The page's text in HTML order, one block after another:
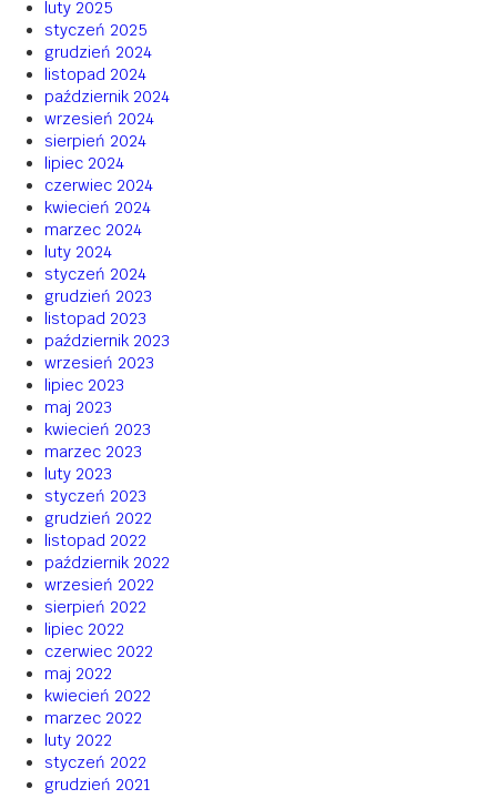
luty 2025
styczeń 2025
grudzień 2024
listopad 2024
październik 2024
wrzesień 2024
sierpień 2024
lipiec 2024
czerwiec 2024
kwiecień 2024
marzec 2024
luty 2024
styczeń 2024
grudzień 2023
listopad 2023
październik 2023
wrzesień 2023
lipiec 2023
maj 2023
kwiecień 2023
marzec 2023
luty 2023
styczeń 2023
grudzień 2022
listopad 2022
październik 2022
wrzesień 2022
sierpień 2022
lipiec 2022
czerwiec 2022
maj 2022
kwiecień 2022
marzec 2022
luty 2022
styczeń 2022
grudzień 2021